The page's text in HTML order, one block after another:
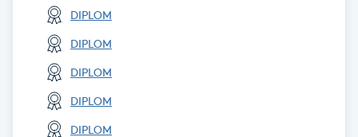
Hollywood Peel
Hot Stone Massage
Hot yoga
DIPLOM
DIPLOM
DIPLOM
DIPLOM
DIPLOM